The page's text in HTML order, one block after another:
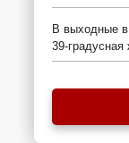
В выходные в
39-градусная